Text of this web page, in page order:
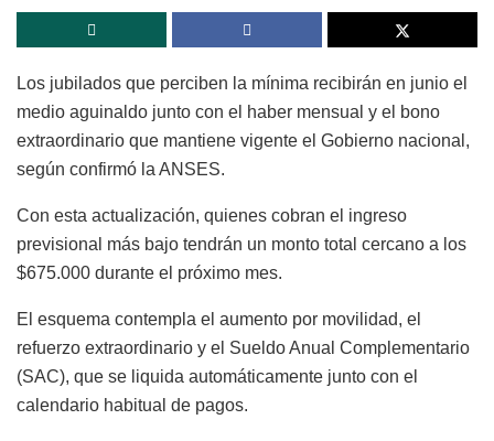
Los jubilados que perciben la mínima recibirán en junio el
medio aguinaldo junto con el haber mensual y el bono
extraordinario que mantiene vigente el Gobierno nacional,
según confirmó la ANSES.
Con esta actualización, quienes cobran el ingreso
previsional más bajo tendrán un monto total cercano a los
$675.000 durante el próximo mes.
El esquema contempla el aumento por movilidad, el
refuerzo extraordinario y el Sueldo Anual Complementario
(SAC), que se liquida automáticamente junto con el
calendario habitual de pagos.